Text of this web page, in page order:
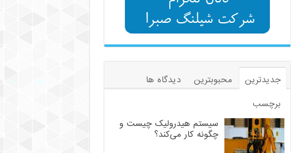
جدیدترین محبوبترین
دیدگاه ها
برچسب
سیستم هیدرولیک چیست و
چگونه کار می‌کند؟